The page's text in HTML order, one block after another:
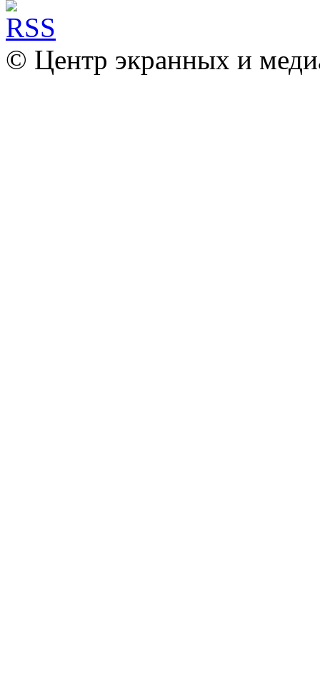
© Центр экранных и